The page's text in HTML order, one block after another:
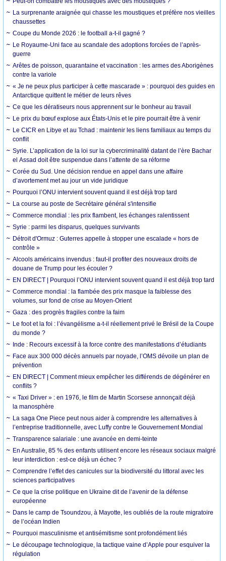
La surprenante araignée qui chasse les moustiques et préfère nos vieilles
chaussettes
Coupe du Monde 2026 : le football a-t-il gagné ?
Le Royaume-Uni face au scandale des adoptions forcées de l’après-
guerre
Arêtes de poisson, quarantaine et vaccination : les armes des Aborigènes
contre la variole
« Je ne peux plus participer à cette mascarade » : pourquoi des guides en
Antarctique quittent le métier de leurs rêves
Ce que les dératiseurs nous apprennent sur le bonheur au travail
Le prix du bœuf explose aux États-Unis et le pire pourrait être à venir
Le CICR en Libye et au Tchad : maintenir les liens familiaux au temps du
conflit
Syrie. L’application de la loi sur la cybercriminalité datant de l’ère Bachar
el Assad doit être suspendue dans l’attente de sa réforme
Corée du Sud. Une décision rendue en appel dans une affaire
d’avortement met au jour un vide juridique
Pourquoi l’ONU intervient souvent quand il est déjà trop tard
La course au poste de Secrétaire général s'intensifie
Commerce mondial : les prix flambent, les échanges ralentissent
Syrie : parmi les disparus, quelques survivants
Détroit d'Ormuz : Guterres appelle à stopper une escalade « hors de
contrôle »
Alcools américains invendus : faut-il profiter des nouveaux droits de
douane de Trump pour les écouler ?
EN DIRECT | Pourquoi l’ONU intervient souvent quand il est déjà trop tard
Commerce mondial : la flambée des prix masque la faiblesse des
volumes, sur fond de crise au Moyen-Orient
Gaza : des progrès fragiles contre la faim
Le foot et la foi : l’évangélisme a-t-il réellement privé le Brésil de la Coupe
du monde ?
Inde : Recours excessif à la force contre des manifestations d’étudiants
Face aux 300 000 décès annuels par noyade, l’OMS dévoile un plan de
prévention
EN DIRECT | Comment mieux empêcher les différends de dégénérer en
conflits ?
« Taxi Driver » : en 1976, le film de Martin Scorsese annonçait déjà
la manosphère
La saga One Piece peut nous aider à comprendre les alternatives à
l’entreprise traditionnelle, avec Luffy contre le Gouvernement Mondial
Transparence salariale : une avancée en demi-teinte
En Australie, 85 % des enfants utilisent encore les réseaux sociaux malgré
leur interdiction : est-ce déjà un échec ?
Comprendre l’effet des canicules sur la biodiversité du littoral avec les
sciences participatives
Ce que la crise politique en Ukraine dit de l’avenir de la défense
européenne
Dans le camp de Tsoundzou, à Mayotte, les oubliés de la route migratoire
de l’océan Indien
Pourquoi masculinisme et antisémitisme sont profondément liés
Le découpage technologique, la tactique vaine d’Apple pour esquiver la
régulation